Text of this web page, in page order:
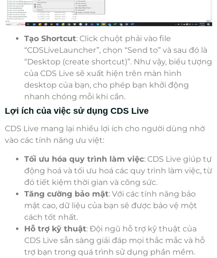
Tạo Shortcut: Click chuột phải vào file
“CDSLiveLauncher”, chọn “Send to” và sau đó là
“Desktop (create shortcut)”. Như vậy, biểu tượng
của CDS Live sẽ xuất hiện trên màn hình
desktop của bạn, cho phép bạn khởi động
nhanh chóng mỗi khi cần.
Lợi ích của việc sử dụng CDS Live
CDS Live mang lại nhiều lợi ích cho người dùng nhờ
vào các tính năng ưu việt:
Tối ưu hóa quy trình làm việc: CDS Live giúp tự
động hoá và tối ưu hoá các quy trình làm việc, từ
đó tiết kiệm thời gian và công sức.
Tăng cường bảo mật: Với các tính năng bảo
mật cao, dữ liệu của bạn sẽ được bảo vệ một
cách tốt nhất.
Hỗ trợ kỹ thuật: Đội ngũ hỗ trợ kỹ thuật của
CDS Live sẵn sàng giải đáp mọi thắc mắc và hỗ
trợ bạn trong quá trình sử dụng phần mềm.